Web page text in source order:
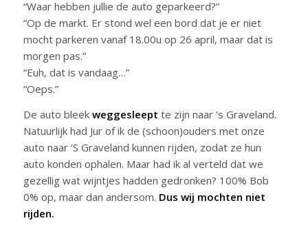
“Waar hebben jullie de auto geparkeerd?”
“Op de markt. Er stond wel een bord dat je er niet
mocht parkeren vanaf 18.00u op 26 april, maar dat is
morgen pas.”
“Euh, dat is vandaag…”
“Oeps.”
De auto bleek weggesleept te zijn naar ’s Graveland.
Natuurlijk had Jur of ik de (schoon)ouders met onze
auto naar ‘S Graveland kunnen rijden, zodat ze hun
auto konden ophalen. Maar had ik al verteld dat we
gezellig wat wijntjes hadden gedronken? 100% Bob
0% op, maar dan andersom. Dus wij mochten niet
rijden.